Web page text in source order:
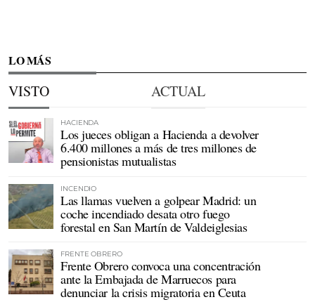
LO MÁS
VISTO ACTUAL
HACIENDA
Los jueces obligan a Hacienda a devolver
6.400 millones a más de tres millones de
pensionistas mutualistas
INCENDIO
Las llamas vuelven a golpear Madrid: un
coche incendiado desata otro fuego
forestal en San Martín de Valdeiglesias
FRENTE OBRERO
Frente Obrero convoca una concentración
ante la Embajada de Marruecos para
denunciar la crisis migratoria en Ceuta